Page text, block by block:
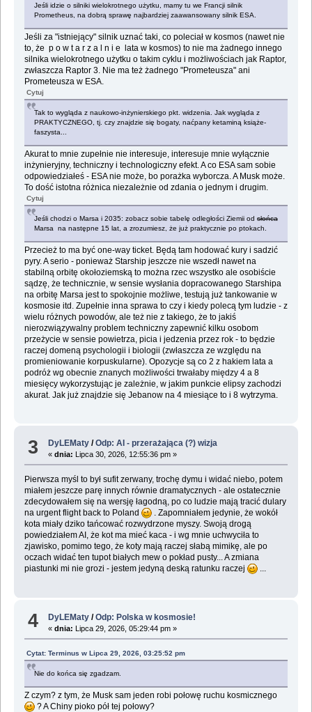
Jeśli idzie o silniki wielokrotnego użytku, mamy tu we Francji silnik
Prometheus, na dobrą sprawę najbardziej zaawansowany silnik ESA.
Jeśli za "istniejący" silnik uznać taki, co poleciał w kosmos (nawet nie
to, że p o w t a r z a l n i e lata w kosmos) to nie ma żadnego innego
silnika wielokrotnego użytku o takim cyklu i możliwościach jak Raptor,
zwłaszcza Raptor 3. Nie ma też żadnego "Prometeusza" ani
Prometeusza w ESA.
Cytuj
Tak to wygląda z naukowo-inżynierskiego pkt. widzenia. Jak wygląda z
PRAKTYCZNEGO, tj. czy znajdzie się bogaty, naćpany ketaminą książe-
faszysta...
Akurat to mnie zupełnie nie interesuje, interesuje mnie wyłącznie
inżynieryjny, techniczny i technologiczny efekt. A co ESA sam sobie
odpowiedziałeś - ESA nie może, bo porażka wyborcza. A Musk może.
To dość istotna różnica niezależnie od zdania o jednym i drugim.
Cytuj
Jeśli chodzi o Marsa i 2035: zobacz sobie tabelę odległości Ziemii od słońca
Marsa na następne 15 lat, a zrozumiesz, że już praktycznie po ptokach.
Przecież to ma być one-way ticket. Będą tam hodować kury i sadzić
pyry. A serio - ponieważ Starship jeszcze nie wszedł nawet na
stabilną orbitę okołoziemską to można rzec wszystko ale osobiście
sądzę, że technicznie, w sensie wysłania dopracowanego Starshipa
na orbitę Marsa jest to spokojnie możliwe, testują już tankowanie w
kosmosie itd. Zupełnie inna sprawa to czy i kiedy polecą tym ludzie - z
wielu różnych powodów, ale też nie z takiego, że to jakiś
nierozwiązywalny problem techniczny zapewnić kilku osobom
przeżycie w sensie powietrza, picia i jedzenia przez rok - to będzie
raczej domeną psychologii i biologii (zwłaszcza ze względu na
promieniowanie korpuskularne). Opozycje są co 2 z hakiem lata a
podróż wg obecnie znanych możliwości trwałaby między 4 a 8
miesięcy wykorzystując je zależnie, w jakim punkcie elipsy zachodzi
akurat. Jak już znajdzie się Jebanow na 4 miesiące to i 8 wytrzyma.
3 DyLEMaty /Odp: AI - przerażająca (?) wizja
«dnia: Lipca 30, 2026, 12:55:36 pm »
Pierwsza myśl to był sufit zerwany, trochę dymu i widać niebo, potem
miałem jeszcze parę innych równie dramatycznych - ale ostatecznie
zdecydowałem się na wersję łagodną, po co ludzie mają tracić dulary
na urgent flight back to Poland
. Zapomniałem jedynie, że wokół
kota miały dziko tańcować rozwydrzone myszy. Swoją drogą
powiedziałem AI, że kot ma mieć kaca - i wg mnie uchwyciła to
zjawisko, pomimo tego, że koty mają raczej słabą mimikę, ale po
oczach widać ten tupot białych mew o pokład pusty... A zmiana
piastunki mi nie grozi - jestem jedyną deską ratunku raczej
...
4 DyLEMaty /Odp: Polska w kosmosie!
«dnia: Lipca 29, 2026, 05:29:44 pm »
Cytat: Terminus w Lipca 29, 2026, 03:25:52 pm
Nie do końca się zgadzam.
Z czym? z tym, że Musk sam jeden robi połowę ruchu kosmicznego
? A Chiny pioko pół tej połowy?